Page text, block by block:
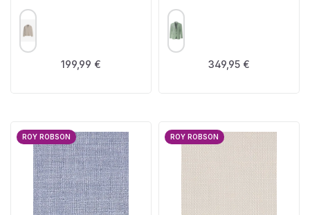
FARBE
Regulärer Preis:
199,99 €
FARBE
Regulärer Preis:
349,95 €
ROY ROBSON ROY ROBSON